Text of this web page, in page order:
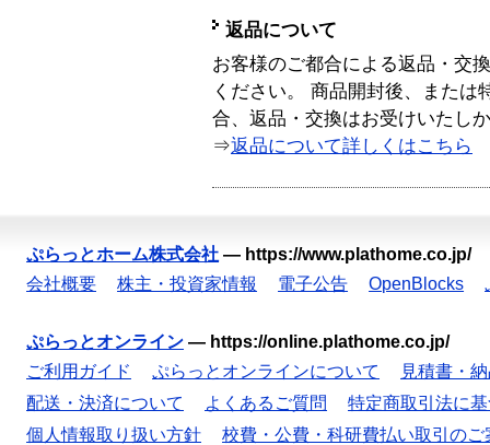
返品について
お客様のご都合による返品・交
ください。 商品開封後、または
合、返品・交換はお受けいたし
⇒返品について詳しくはこちら
ぷらっとホーム株式会社 — https://www.plathome.co.jp/
会社概要
株主・投資家情報 電子公告 OpenBlocks
ぷらっとオンライン — https://online.plathome.co.jp/
ご利用ガイド
ぷらっとオンラインについて
見積書・
配送・決済について
よくあるご質問
特定商取引法に
個人情報取り扱い方針
校費・公費・科研費払い取引のご